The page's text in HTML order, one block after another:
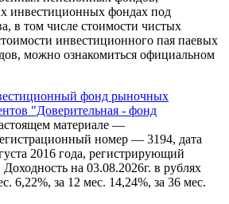
инвестиционных фондах под
в том числе стоимости чистых
инвестиционного пая паевых
можно ознакомиться официальном
фонд рыночных
"Доверительная - фонд
материале —
номер — 3194, дата
2016 года, регистрирующий
на 03.08.2026г. в рублях
6,22%, за 12 мес. 14,24%, за 36 мес.